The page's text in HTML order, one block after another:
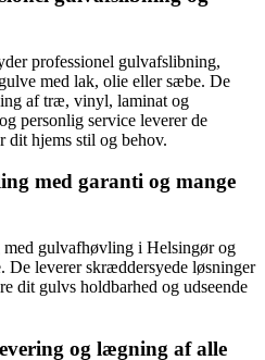
professionel gulvafslibning,
med lak, olie eller sæbe. De
af træ, vinyl, laminat og
personlig service leverer de
dit hjems stil og behov.
med garanti og mange
gulvafhøvling i Helsingør og
De leverer skræddersyede løsninger
dit gulvs holdbarhed og udseende
og lægning af alle